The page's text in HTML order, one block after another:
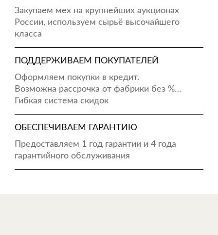
Закупаем мех на крупнейших аукционах
России, используем сырьё высочайшего
класса
ПОДДЕРЖИВАЕМ ПОКУПАТЕЛЕЙ
Оформляем покупки в кредит.
Возможна рассрочка от фабрики без %…
Гибкая система скидок
ОБЕСПЕЧИВАЕМ ГАРАНТИЮ
Предоставляем 1 год гарантии и 4 года
гарантийного обслуживания